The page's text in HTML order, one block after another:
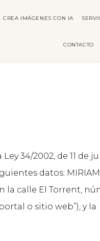
CREA IMÁGENES CON IA
CONTACTO
34/2002, de 11 de
datos: MIRIAM
la calle El Torrent,
o sitio web”), y la